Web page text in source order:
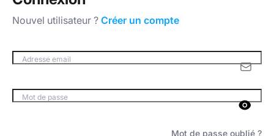
Nouvel utilisateur ? Créer un compte
Adresse email
Mot de passe
Mot de passe oublié ?